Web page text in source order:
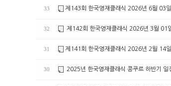
33 제143회 한국영재클래식 2026년 6월 03
32 제142회 한국영재클래식 2026년 3월 01
31 제141회 한국영재클래식 2026년 2월 14
30 2025년 한국영재클래식 콩쿠르 하반기 일